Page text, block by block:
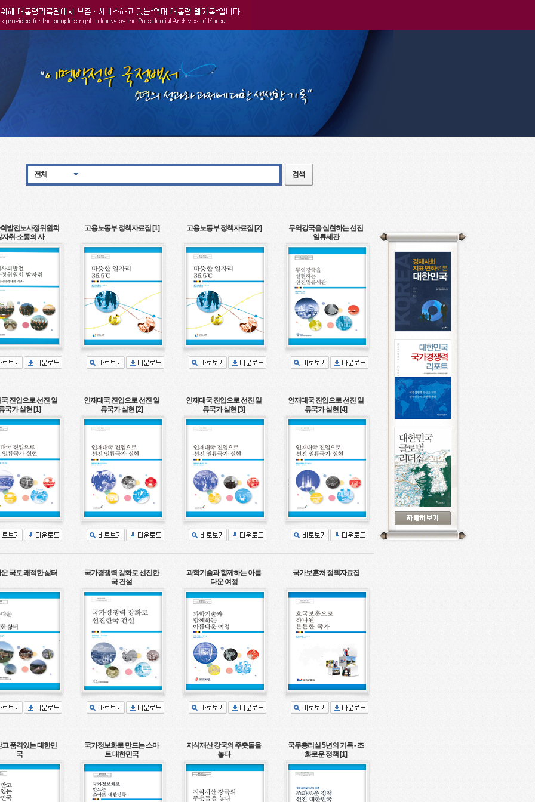
전체
발전노사정위원회
자취-소통의 사
고용노동부 정책자료집 [1] 고용노동부 정책자료집 [2]
무역강국을 실현하는 선진
일류세관
진입으로 선진 일
국가 실현 [1]
인재대국 진입으로 선진 일
류국가 실현 [2]
인재대국 진입으로 선진 일
류국가 실현 [3]
인재대국 진입으로 선진 일
류국가 실현 [4]
국토 쾌적한 삶터
국가경쟁력 강화로 선진한
국 건설
과학기술과 함께하는 아름
다운 여정
국가보훈처 정책자료집
품격있는 대한민
국
국가정보화로 만드는 스마
트 대한민국
지식재산 강국의 주춧돌을
놓다
국무총리실 5년의 기록 - 조
화로운 정책 [1]